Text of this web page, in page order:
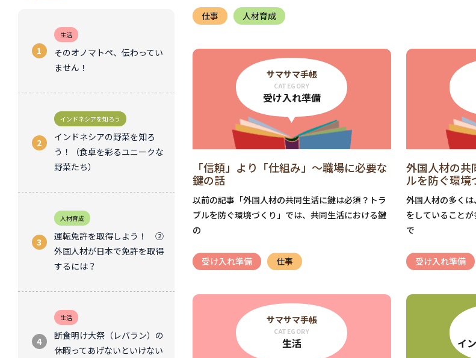
生活
そのオノマトペ、伝わってい
ません！
インドネシアを知ろう
インドネシアの野菜を知ろ
う！（食卓を彩るユニークな
野菜たち）
人材育成
運転免許を取得しよう！ ②
外国人材が日本で免許を取得
するには？
生活
断食明け大祭（レバラン）の
休暇ってあげないといけない
仕事 人材育成
サマサマ手帳
CATEGORY
受け入れ準備
「信頼」より「仕組み」〜職場に必要な
鍵の話
以前の記事「外国人材の共同生活に鍵は必須？トラ
ブルを防ぐ環境づくり」では、共同生活における鍵
の
受け入れ準備 仕事
外国人材の共
ルを防ぐ環境
外国人材の多く
をしていること
で
受け入れ準備
サマサマ手帳
CATEGORY
生活 イ